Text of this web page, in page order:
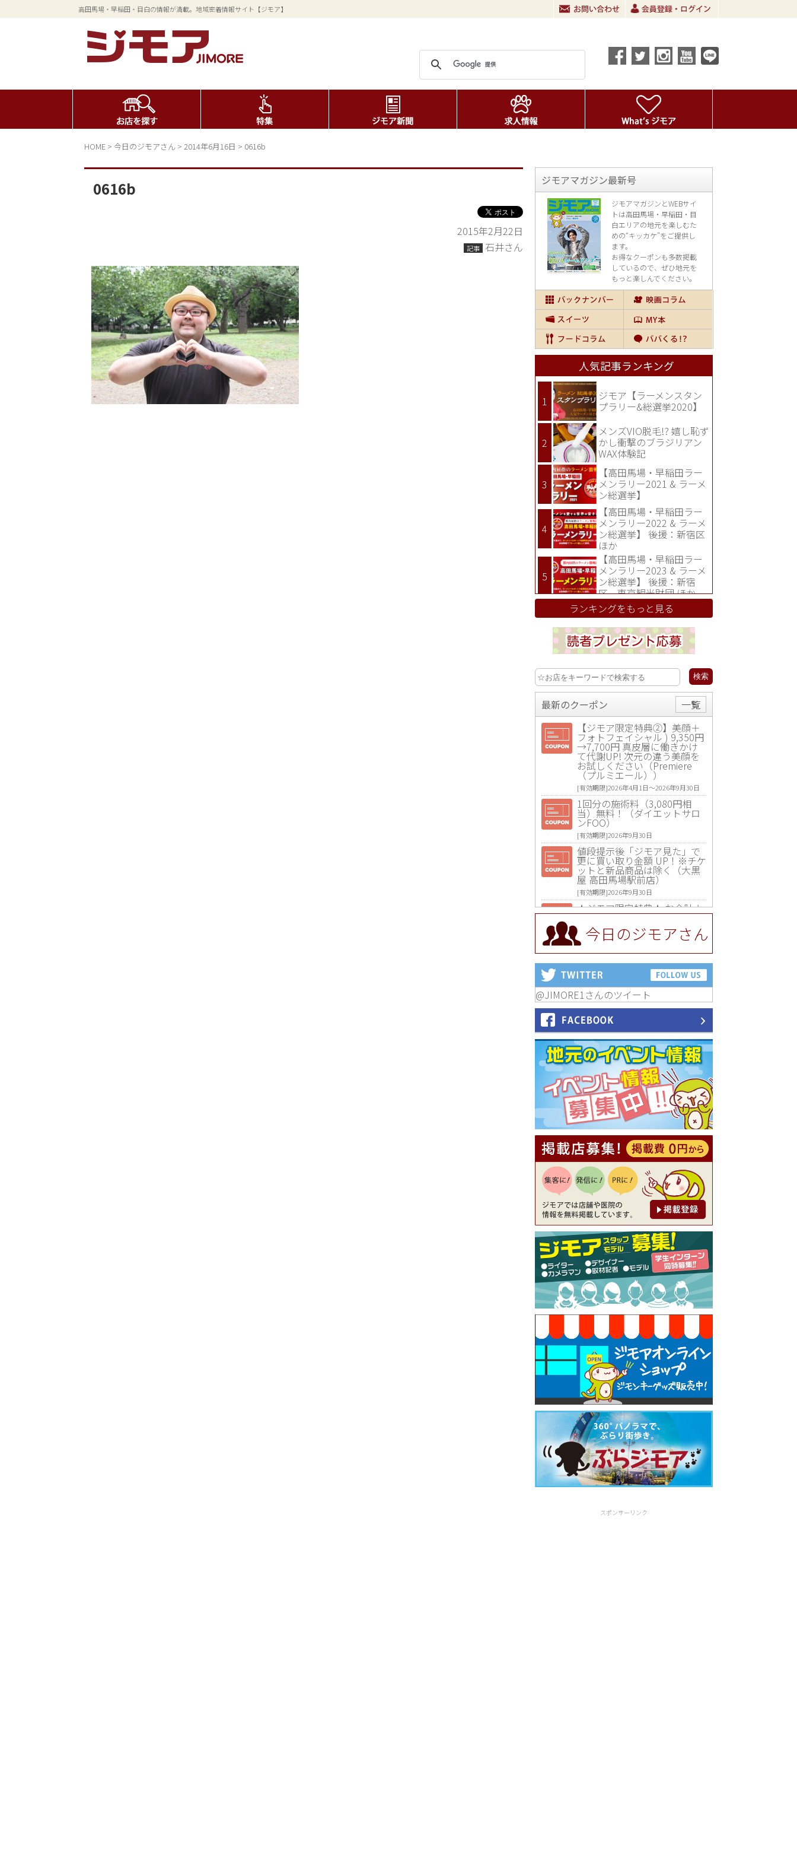
高田馬場・早稲田・目白の情報が満載。地域密着情報サイト【ジモア】
HOME > 今日のジモアさん > 2014年6月16日 > 0616b
0616b
2015年2月22日
記事 石井さん
ジモアマガジン最新号
ジモアマガジンとWEBサイ
トは高田馬場・早稲田・目
白エリアの地元を楽しむた
めの“キッカケ”をご提供し
ます。
お得なクーポンも多数掲載
しているので、 ぜひ地元を
もっと楽しんでください。
人気記事ランキング
ジモア【ラーメンスタン
プラリー&総選挙2020】
メンズVIO脱毛!? 嬉し恥ず
かし衝撃のブラジリアン
WAX体験記
【高田馬場・早稲田ラー
メンラリー2021 & ラーメ
ン総選挙】
【高田馬場・早稲田ラー
メンラリー2022 & ラーメ
ン総選挙】 後援：新宿区
ほか
【高田馬場・早稲田ラー
メンラリー2023 & ラーメ
ン総選挙】 後援：新宿
区、東京観光財団 ほか
ランキングをもっと見る
最新のクーポン
一覧
【ジモア限定特典②】美顔＋
フォトフェイシャル ) 9,350円
→7,700円 真皮層に働きかけ
て代謝UP! 次元の違う美顔を
お試しください（Premiere
（プルミエール））
[有効期限]2026年4月1日〜2026年9月30日
1回分の施術料（3,080円相
当）無料！（ダイエットサロ
ンFOO）
[有効期限]2026年9月30日
値段提示後「ジモア見た」で
更に買い取り金額 UP！※チケ
ットと新品商品は除く（大黒
屋 高田馬場駅前店）
[有効期限]2026年9月30日
★ジモア限定特典★ お会計よ
り全品5％OFF（ナチュラル＆
ハンドメイドショップ［マキ
マキ］）
[有効期限]2026年9月30日まで
【ジモア限定①】初回割引 特
価 VIO脱毛11,000円⇒8,800円
（メンズ専門ワックス脱毛サ
ロン Mickle（ミックル））
【ジモア読者特典2】コース 3,
500円→3,000円（料理5品+2
時間飲み放題）（創作イタリ
アン Pia Cuore（ピアクオー
レ））
[有効期限]2026年9月30日
【ジモア読者特典1】料理全品
20％OFF ※18時以降（創作イ
タリアン Pia Cuore（ピアクオ
ーレ））
[有効期限]2026年9月30日
【ジモア限定②】初回割引 特
価 鼻毛脱毛 半額 2,200円⇒1,1
00円（メンズ専門ワックス脱
毛サロン Mickle（ミック
ル））
[有効期限]2026年9月30日
【ジモア限定特典①】まつ毛
カール 3,850円→ 2,750円（Pr
emiere（プルミエール））
[有効期限]2026年9月30日
焼き餃子 一皿サービス（餃子
酒場たっちゃん 西早稲田
店）
[有効期限]2026年9月30日
今日のジモアさん
@JIMORE1さんのツイート
スポンサーリンク